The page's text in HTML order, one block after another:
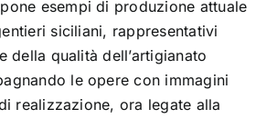
esempi di produzione attuale
siciliani, rappresentativi
della qualità dell’artigianato
le opere con immagini
realizzazione, ora legate alla